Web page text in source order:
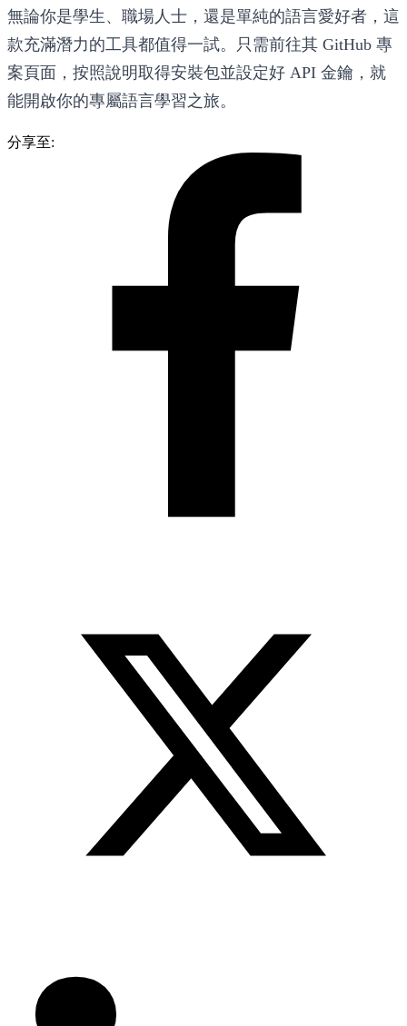
無論你是學生、職場人士，還是單純的語言愛好者，這
款充滿潛力的工具都值得一試。只需前往其 GitHub 專
案頁面，按照說明取得安裝包並設定好 API 金鑰，就
能開啟你的專屬語言學習之旅。
分享至: